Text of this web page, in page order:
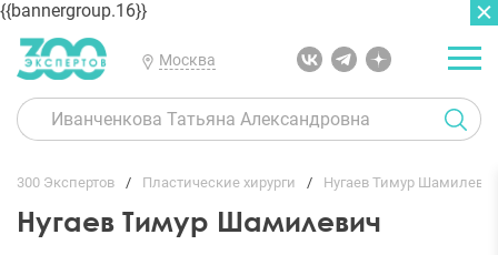
{{bannergroup.16}}
Москва
300 Экспертов Пластические хирурги Нугаев Тимур
Нугаев Тимур Шамилевич
ГЛАВНАЯ ОТЗЫВЫ